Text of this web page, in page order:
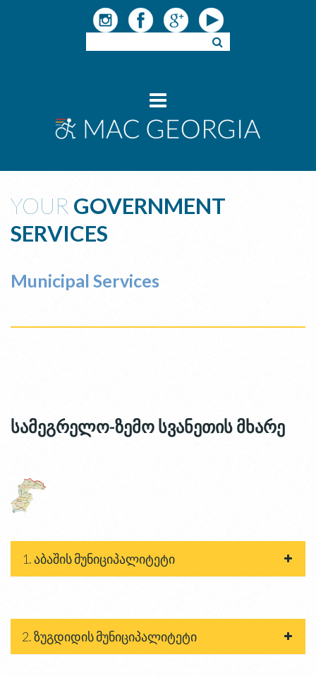
YOUR GOVERNMENT
SERVICES
Municipal Services
სამეგრელო-ზემო სვანეთის მხარე
1. აბაშის მუნიციპალიტეტი
2. ზუგდიდის მუნიციპალიტეტი